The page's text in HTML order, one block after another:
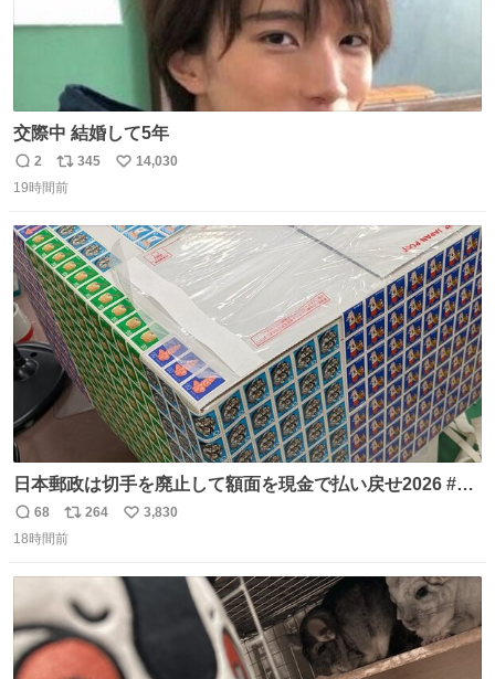
交際中 結婚して5年
返
信
2
リ
ポ
ト
数
345
い
数
14,030
19時間前
日本郵政は切手を廃止して額面を現金で払い戻せ2026 #日
本郵政 @JapanPostHD_PR
返
信
68
リ
ポ
ト
数
264
い
数
3,830
18時間前